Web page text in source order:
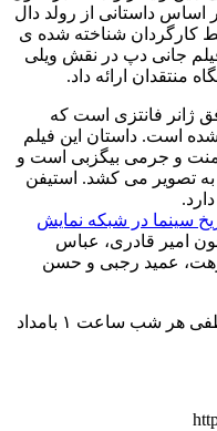
فیلم بر اساس داستانی از رولد دال
است و در سال 2005 توسط کارگردان شناخته شده ی
جانی دپ در نقش ویلی
منتقدان ارائه داد.
ژانر فانتزی است که
است. داستان این فیلم
و جرمی بیگزبی است و
تصویر می کشد. استیفن
چون امیر قادری، عباس
عمید رجبی و حسن
سینما کلاسیک به تهیه کنندگی سعید لطفی هر شب ساعت ۱ بامداد